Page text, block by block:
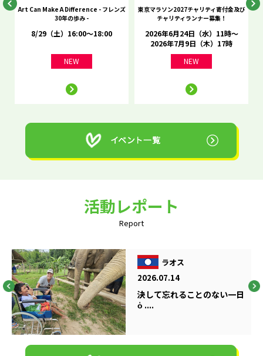
Art Can Make A Difference - フレンズ
30年の歩み -
8/29（土）16:00～18:00
NEW
東京マラソン2027チャリティ寄付金及び
チャリティランナー募集！
2026年6月24日（水）11時～
2026年7月9日（木）17時
NEW
活動レポート
Report
ラオス
2026.07.14
決して忘れることのない一日
ὁ ....